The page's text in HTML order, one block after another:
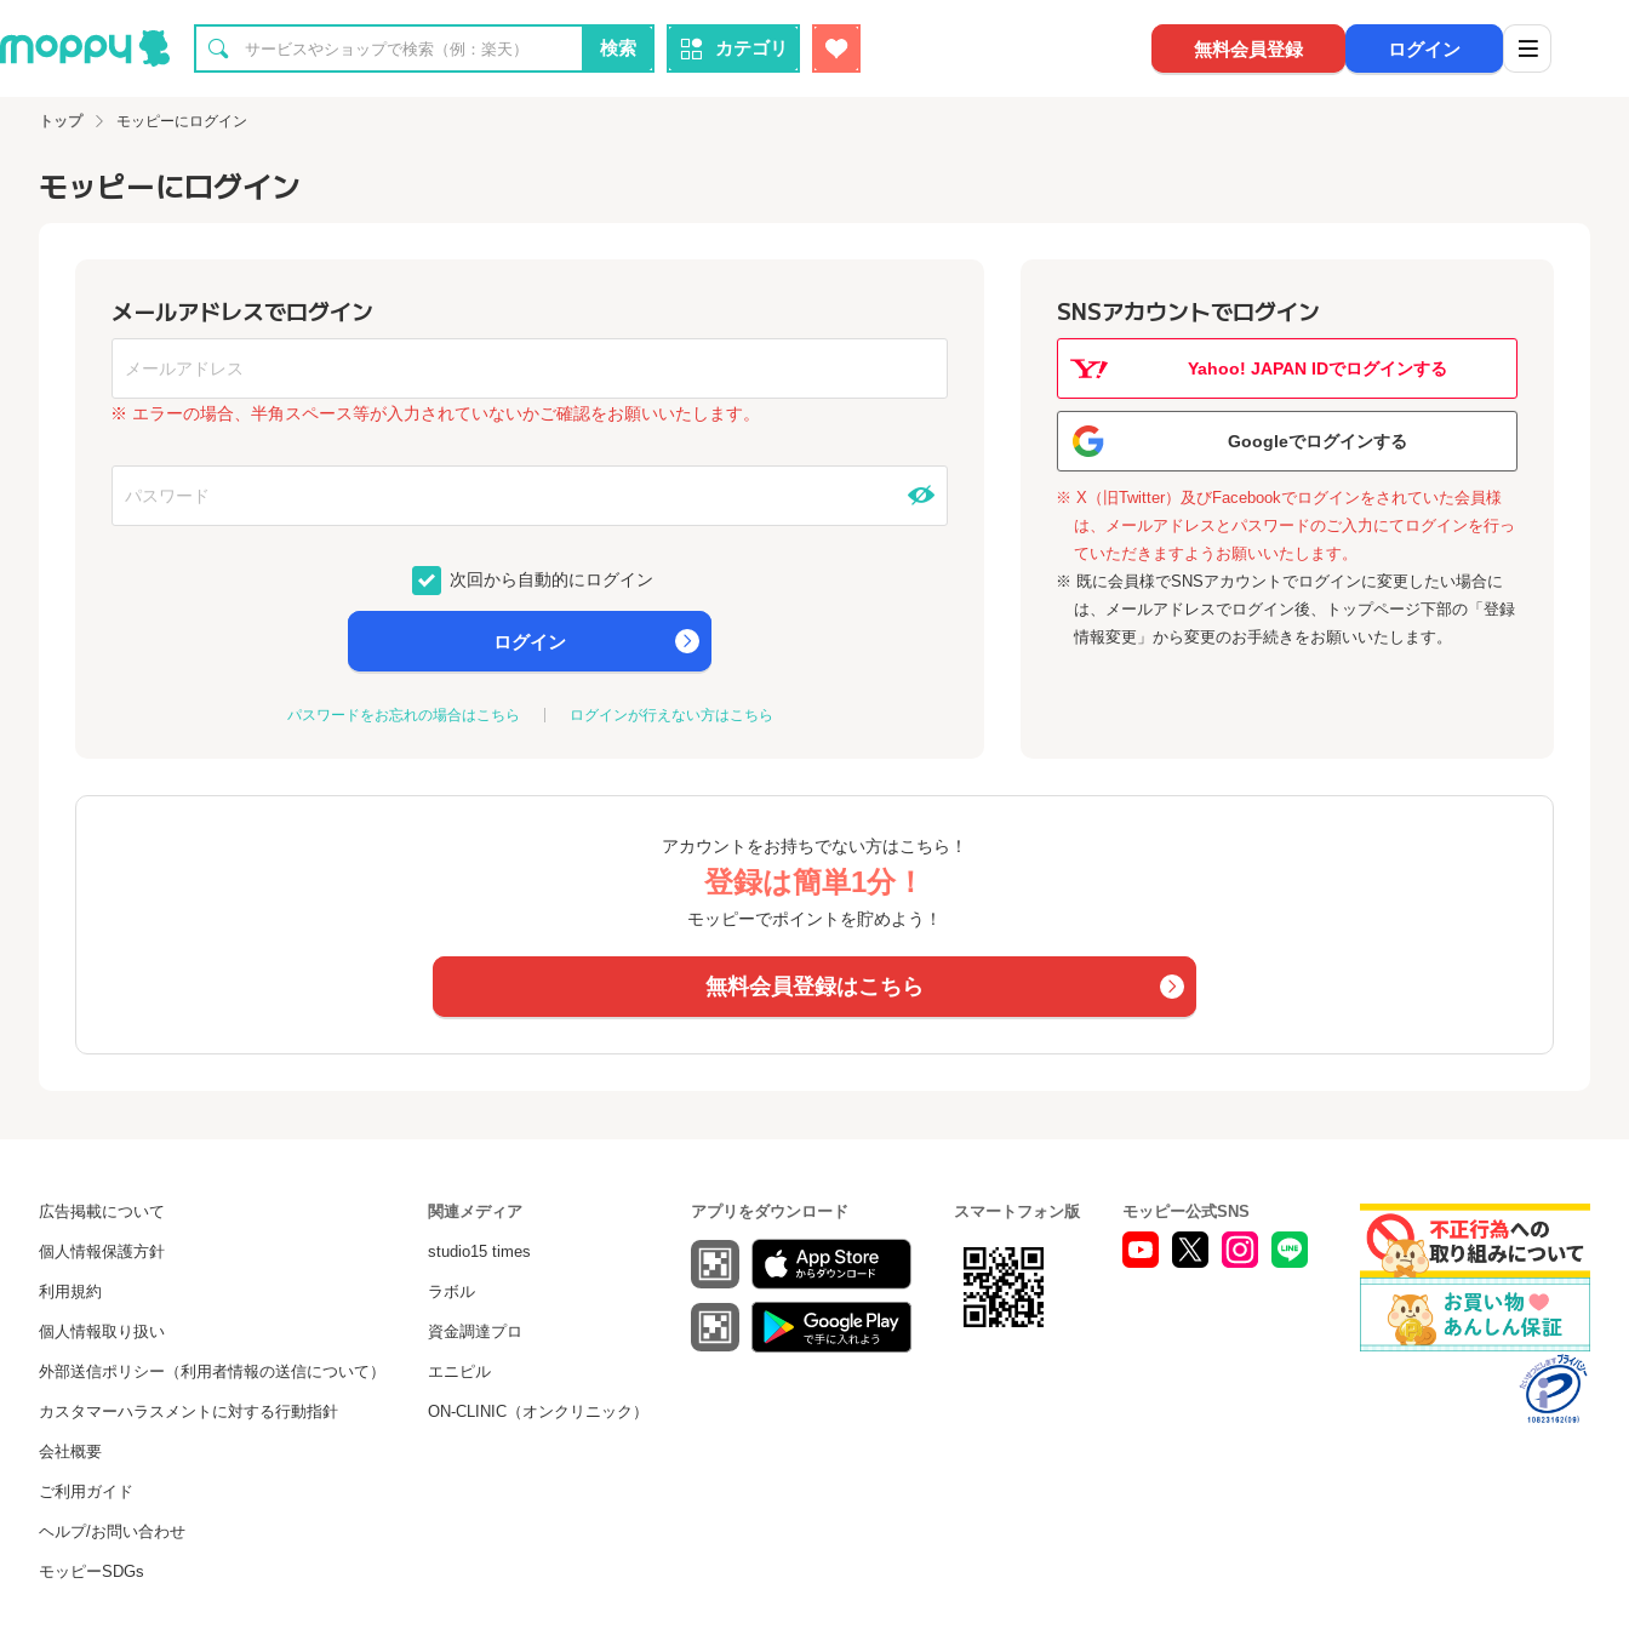
検索 カテゴリ 無料会員登録 ログイン
トップ モッピーにログイン
モッピーにログイン
メールアドレスでログイン
※ エラーの場合、半角スペース等が入力されていないかご確認をお願いいたします。
次回から自動的にログイン
ログイン
パスワードをお忘れの場合はこちら ログインが行えない方はこちら
SNSアカウントでログイン
Yahoo! JAPAN IDでログインする
Googleでログインする
※ X（旧Twitter）及びFacebookでログインをされていた会員様
は、メールアドレスとパスワードのご入力にてログインを行っ
ていただきますようお願いいたします。
※ 既に会員様でSNSアカウントでログインに変更したい場合に
は、メールアドレスでログイン後、トップページ下部の「登録
情報変更」から変更のお手続きをお願いいたします。
アカウントをお持ちでない方はこちら！
登録は簡単1分！
モッピーでポイントを貯めよう！
無料会員登録はこちら
広告掲載について
個人情報保護方針
利用規約
個人情報取り扱い
外部送信ポリシー（利用者情報の送信について）
カスタマーハラスメントに対する行動指針
会社概要
ご利用ガイド
ヘルプ/お問い合わせ
モッピーSDGs
関連メディア
studio15 times
ラボル
資金調達プロ
エニピル
ON-CLINIC（オンクリニック）
アプリをダウンロード スマートフォン版 モッピー公式SNS